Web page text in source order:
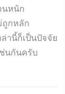
นหนัก
ถูกหลัก
านี้ก็เป็นปัจจัย
นกันครับ